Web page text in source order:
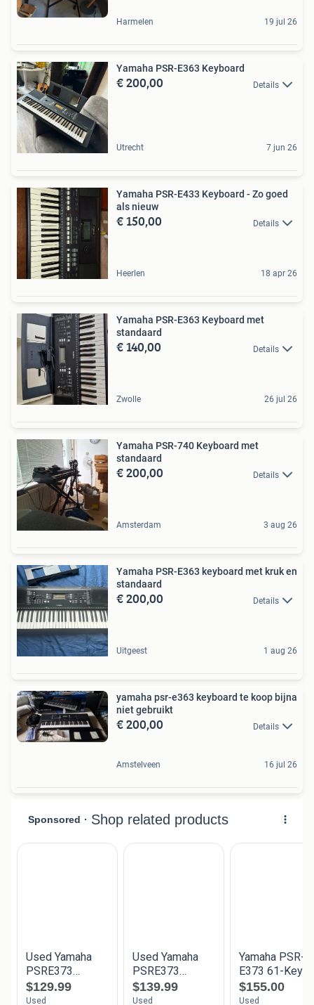
Harmelen 19 jul 26
Yamaha PSR-E363 Keyboard
€ 200,00 Details
Utrecht 7 jun 26
Yamaha PSR-E433 Keyboard - Zo goed
als nieuw
€ 150,00 Details
Heerlen 18 apr 26
Yamaha PSR-E363 Keyboard met
standaard
€ 140,00 Details
Zwolle 26 jul 26
Yamaha PSR-740 Keyboard met
standaard
€ 200,00 Details
Amsterdam 3 aug 26
Yamaha PSR-E363 keyboard met kruk en
standaard
€ 200,00 Details
Uitgeest 1 aug 26
yamaha psr-e363 keyboard te koop bijna
niet gebruikt
€ 200,00 Details
Amstelveen 16 jul 26